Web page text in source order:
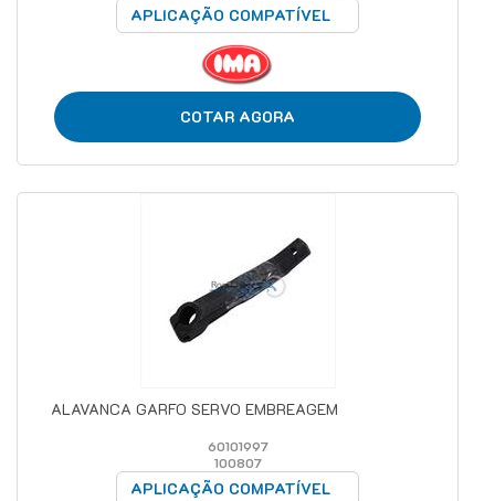
APLICAÇÃO COMPATÍVEL
COTAR AGORA
ALAVANCA GARFO SERVO EMBREAGEM
60101997
100807
APLICAÇÃO COMPATÍVEL